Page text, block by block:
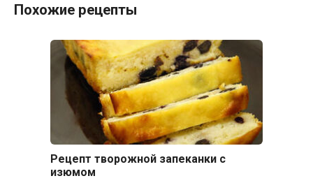
Похожие рецепты
Рецепт творожной запеканки с
изюмом